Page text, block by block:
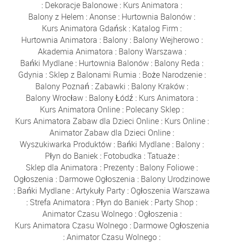
: Dekoracje Balonowe : Kurs Animatora :
Balony z Helem :Anonse : Hurtownia Balonów :
Kurs Animatora Gdańsk : Katalog Firm :
Hurtownia Animatora : Balony: Balony Wejherowo:
Akademia Animatora : Balony Warszawa :
Bańki Mydlane : Hurtownia Balonów : Balony Reda :
Gdynia : Sklep z Balonami Rumia : Boże Narodzenie:
Balony Poznań :Zabawki : Balony Kraków :
Balony Wrocław : Balony Łódź : Kurs Animatora :
Kurs Animatora Online : Polecany Sklep :
Kurs Animatora Zabaw dla Dzieci Online: Kurs Online:
Animator Zabaw dla Dzieci Online :
Wyszukiwarka Produktów : Bańki Mydlane : Balony :
Płyn do Baniek: Fotobudka :Tatuaże:
Sklep dla Animatora : Prezenty : Balony Foliowe :
Ogłoszenia : Darmowe Ogłoszenia : Balony Urodzinowe
: Bańki Mydlane :Artykuły Party : Ogłoszenia Warszawa
: Strefa Animatora : Płyn do Baniek : Party Shop :
Animator Czasu Wolnego: Ogłoszenia :
Kurs Animatora Czasu Wolnego: Darmowe Ogłoszenia
:Animator Czasu Wolnego :